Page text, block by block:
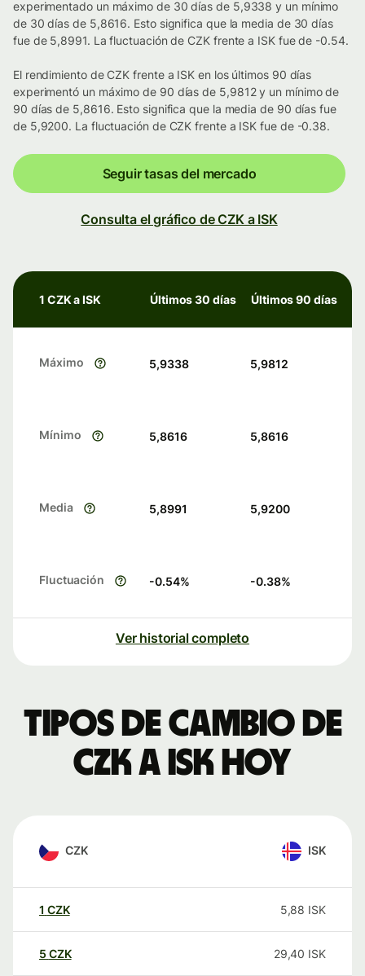
experimentado un máximo de 30 días de 5,9338 y un mínimo
de 30 días de 5,8616. Esto significa que la media de 30 días
fue de 5,8991. La fluctuación de CZK frente a ISK fue de -0.54.
El rendimiento de CZK frente a ISK en los últimos 90 días
experimentó un máximo de 90 días de 5,9812 y un mínimo de
90 días de 5,8616. Esto significa que la media de 90 días fue
de 5,9200. La fluctuación de CZK frente a ISK fue de -0.38.
Seguir tasas del mercado
Consulta el gráfico de CZK a ISK
1 CZK a ISK Últimos 30 días Últimos 90 días
Máximo 5,9338 5,9812
Mínimo 5,8616 5,8616
Media 5,8991 5,9200
Fluctuación -0.54% -0.38%
Ver historial completo
Tipos de cambio de
CZK a ISK hoy
CZK ISK
1 CZK 5,88 ISK
5 CZK 29,40 ISK